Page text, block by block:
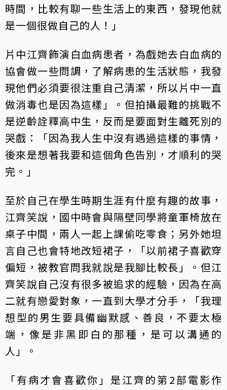
時間，比較有聊一些生活上的東西，發現他就
是一個很做自己的人！」
片中江齊飾演白血病患者，為戲她去白血病的
協會做一些問調，了解病患的生活狀態，我發
現他們必須要很注重自己清潔，所以片中一直
做消毒也是因為這樣」。但拍攝最難的挑戰不
是逆齡詮釋高中生，反而是要面對生離死別的
哭戲：「因為我人生中沒有遇過這樣的事情，
後來是想著我要和這個角色告別，才順利的哭
完。」
至於自己在學生時期生涯有什麼有趣的故事，
江齊笑說，國中時會與隔壁同學將童軍椅放在
桌子中間，兩人一起上課偷吃零食；另外她坦
言自己也會特地改短裙子，「以前裙子喜歡穿
偏短，被教官問我就說是我腳比較長」。但江
齊笑說自己沒有很多被追求的經驗，因為在高
二就有戀愛對象，一直到大學才分手，「我理
想型的男生要具備幽默感、善良，不要太極
端，像是非黑即白的那種，是可以溝通的
人」。
「有病才會喜歡你」是江齊的第2部電影作